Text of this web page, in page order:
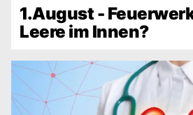
1.August -
Leere im Innen?